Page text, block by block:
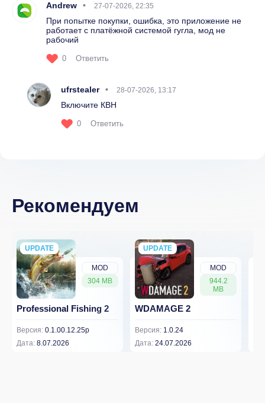
Andrew 27-07-2026, 22:35
При попытке покупки, ошибка, это приложение не
работает с платёжной системой гугла, мод не
рабочий
0 Ответить
ufrstealer 28-07-2026, 13:17
Включите КВН
0 Ответить
Рекомендуем
MOD
304 MB
UPDATE
NEW
Professional Fishing 2
Версия: 0.1.00.12.25p
Дата: 8.07.2026
MOD
944.2
MB
UPDATE
NEW
WDAMAGE 2
Версия: 1.0.24
Дата: 24.07.2026